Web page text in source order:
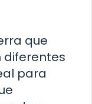
que
diferentes
para